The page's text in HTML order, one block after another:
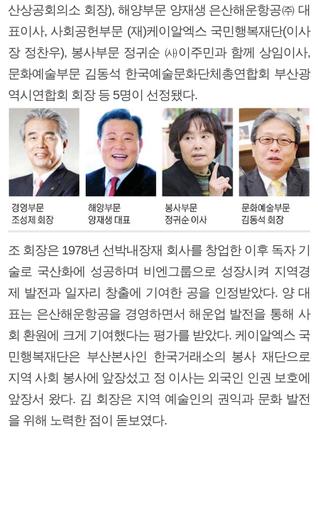
산상공회의소 회장), 해양부문 양재생 은산해운항공㈜ 대
표이사, 사회공헌부문 (재)케이알엑스 국민행복재단(이사
장 정찬우), 봉사부문 정귀순 ㈔이주민과 함께 상임이사,
문화예술부문 김동석 한국예술문화단체총연합회 부산광
역시연합회 회장 등 5명이 선정됐다.
조 회장은 1978년 선박내장재 회사를 창업한 이후 독자 기
술로 국산화에 성공하며 비엔그룹으로 성장시켜 지역경
제 발전과 일자리 창출에 기여한 공을 인정받았다. 양 대
표는 은산해운항공을 경영하면서 해운업 발전을 통해 사
회 환원에 크게 기여했다는 평가를 받았다. 케이알엑스 국
민행복재단은 부산본사인 한국거래소의 봉사 재단으로
지역 사회 봉사에 앞장섰고 정 이사는 외국인 인권 보호에
앞장서 왔다. 김 회장은 지역 예술인의 권익과 문화 발전
을 위해 노력한 점이 돋보였다.